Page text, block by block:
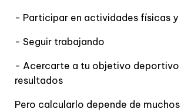
- Participar en actividades físicas
- Seguir trabajando
- Acercarte a tu objetivo deportivo
resultados
Pero calcularlo depende de